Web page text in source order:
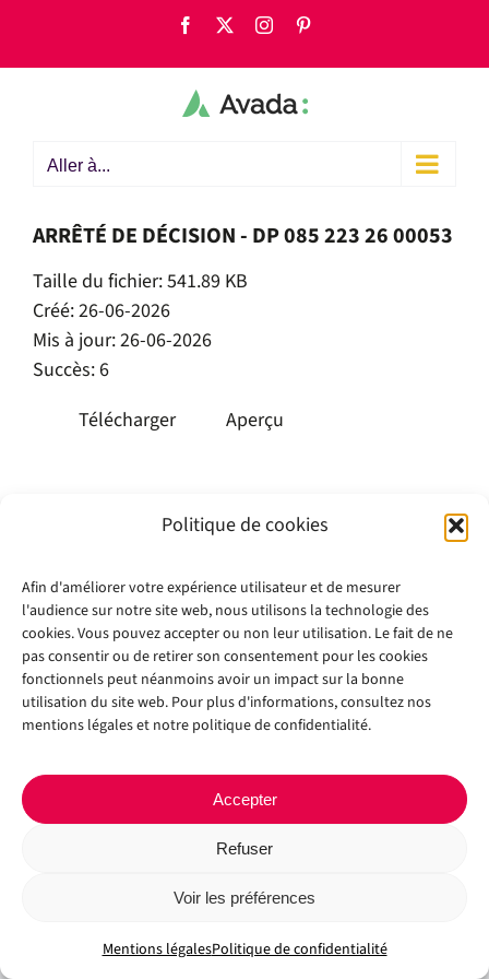
Politique de cookies
Afin d'améliorer votre expérience utilisateur et de mesurer
l'audience sur notre site web, nous utilisons la technologie des
cookies. Vous pouvez accepter ou non leur utilisation. Le fait de ne
pas consentir ou de retirer son consentement pour les cookies
fonctionnels peut néanmoins avoir un impact sur la bonne
utilisation du site web. Pour plus d'informations, consultez nos
mentions légales et notre politique de confidentialité.
Accepter
Refuser
Voir les préférences
Mentions légalesPolitique de confidentialité
contenu
Facebook Instagram
Aller à...
ARRÊTÉ DE DÉCISION - DP 085 223 26 00053
Taille du fichier: 541.89 KB
Créé: 26-06-2026
Mis à jour: 26-06-2026
Succès: 6
Télécharger
Aperçu
Copyright 2012 - 2024 |Avada Website BuilderbyAvada| All Rights
Reserved | Powered byWordPress